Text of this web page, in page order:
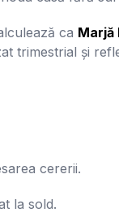
ca Marjă
trimestrial și
cererii.
la sold.